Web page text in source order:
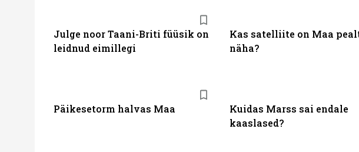
Julge noor Taani-Briti füüsik on
leidnud eimillegi
Kas satelliite on Maa
näha?
Päikesetorm halvas Maa
Kuidas Marss sai endale
kaaslased?